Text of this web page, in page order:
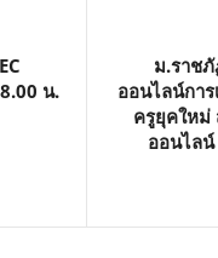
น.
ม.ราช
ออนไลน์กา
ครูยุคใหม่
ออนไล